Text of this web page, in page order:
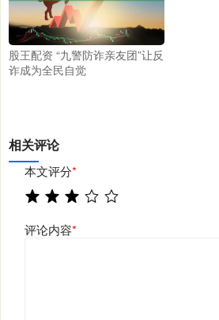
股王配资 “九警防诈亲友团”让反
诈成为全民自觉
相关评论
本文评分*
评论内容*